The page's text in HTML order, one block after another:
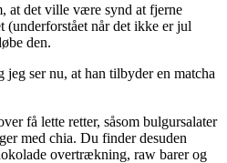
at det ville være synd at fjerne
(underforstået når det ikke er jul
den.
ser nu, at han tilbyder en matcha
få lette retter, såsom bulgursalater
med chia. Du finder desuden
overtrækning, raw barer og